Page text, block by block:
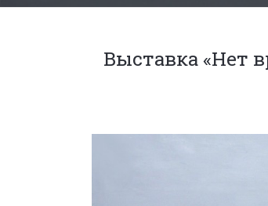
Выставка «Нет